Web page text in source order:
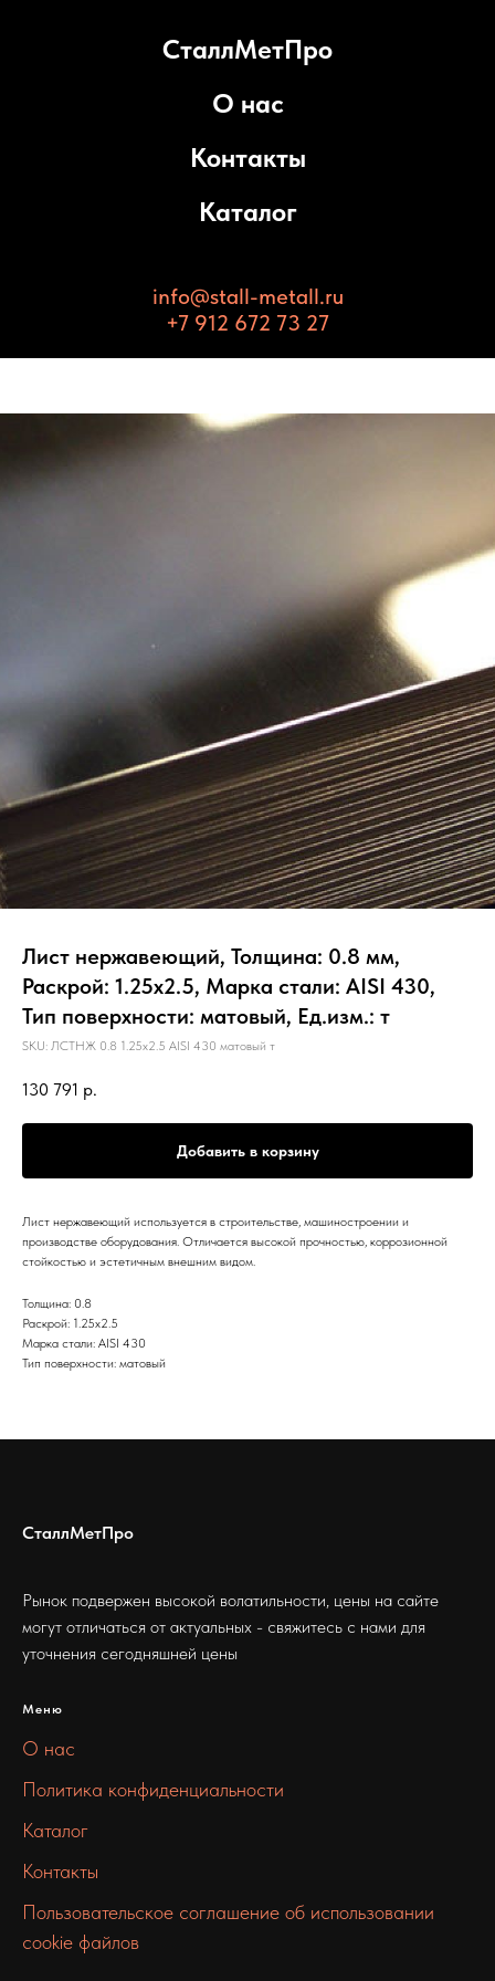
СталлМетПро
О нас
Контакты
Каталог
info@stall-metall.ru
+7 912 672 73 27
Лист нержавеющий, Толщина: 0.8 мм,
Раскрой: 1.25х2.5, Марка стали: AISI 430,
Тип поверхности: матовый, Ед.изм.: т
SKU: ЛСТНЖ 0.8 1.25х2.5 AISI 430 матовый т
130 791 р.
Добавить в корзину
Лист нержавеющий используется в строительстве, машиностроении и
производстве оборудования. Отличается высокой прочностью, коррозионной
стойкостью и эстетичным внешним видом.
Толщина: 0.8
Раскрой: 1.25х2.5
Марка стали: AISI 430
Тип поверхности: матовый
СталлМетПро
Рынок подвержен высокой волатильности, цены на сайте
могут отличаться от актуальных - свяжитесь с нами для
уточнения сегодняшней цены
Меню
О нас
Политика конфиденциальности
Каталог
Контакты
Пользовательское соглашение об использовании
cookie файлов